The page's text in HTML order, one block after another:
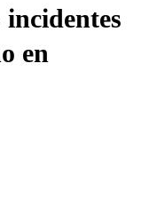
incidentes
en